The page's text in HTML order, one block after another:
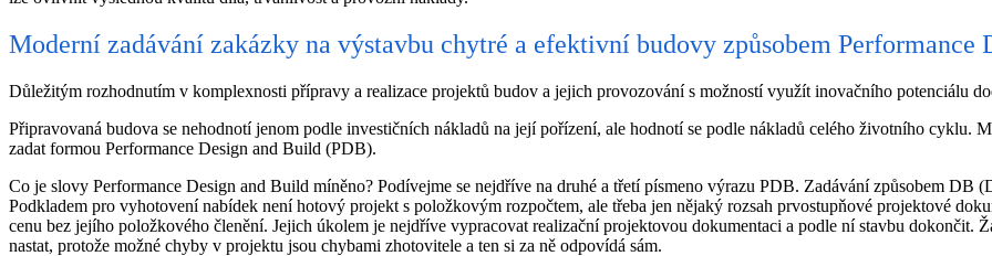
Moderní zadávání zakázky na výstavbu chytré a efektivní budovy způsobem Performance
Důležitým rozhodnutím v komplexnosti přípravy a realizace projektů budov a jejich provozování s možností využít inovačního potenciálu
Připravovaná budova se nehodnotí jenom podle investičních nákladů na její pořízení, ale hodnotí se podle nákladů celého životního cyklu.
zadat formou Performance Design and Build (PDB).
Co je slovy Performance Design and Build míněno? Podívejme se nejdříve na druhé a třetí písmeno výrazu PDB. Zadávání způsobem DB
Podkladem pro vyhotovení nabídek není hotový projekt s položkovým rozpočtem, ale třeba jen nějaký rozsah prvostupňové projektové
cenu bez jejího položkového členění. Jejich úkolem je nejdříve vypracovat realizační projektovou dokumentaci a podle ní stavbu dokončit.
nastat, protože možné chyby v projektu jsou chybami zhotovitele a ten si za ně odpovídá sám.